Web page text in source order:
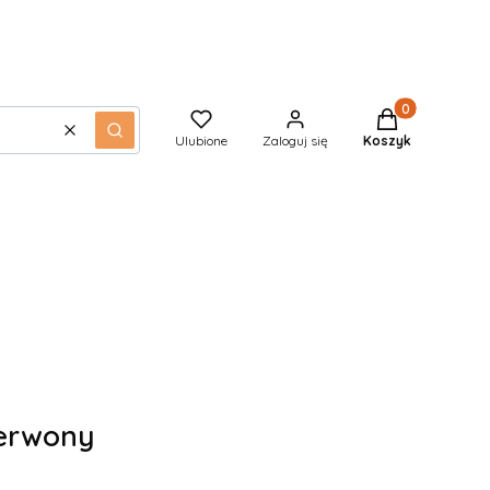
WyczyśćSzukaj Ulubione Zaloguj się
Produkty w
Koszyk